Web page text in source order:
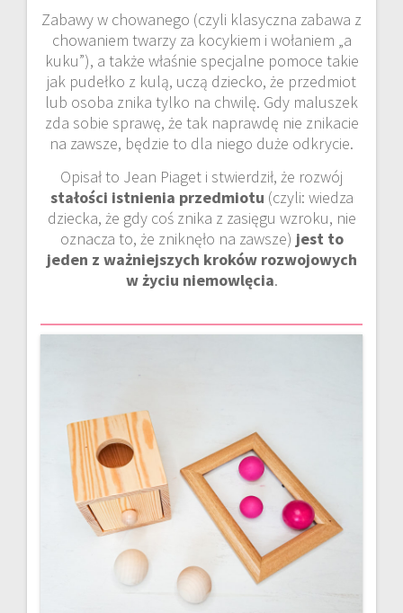
Zabawy w chowanego (czyli klasyczna zabawa z
chowaniem twarzy za kocykiem i wołaniem „a
kuku”), a także właśnie specjalne pomoce takie
jak pudełko z kulą, uczą dziecko, że przedmiot
lub osoba znika tylko na chwilę. Gdy maluszek
zda sobie sprawę, że tak naprawdę nie znikacie
na zawsze, będzie to dla niego duże odkrycie.
Opisał to Jean Piaget i stwierdził, że rozwój
stałości istnienia przedmiotu (czyli: wiedza
dziecka, że gdy coś znika z zasięgu wzroku, nie
oznacza to, że zniknęło na zawsze) jest to
jeden z ważniejszych kroków rozwojowych
w życiu niemowlęcia.